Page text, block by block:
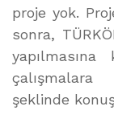
proje yok.
sonra,
çalışmalara
şeklinde